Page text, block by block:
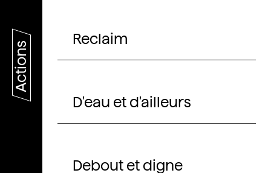
Actions
Reclaim
D'eau et d'ailleurs
Debout et digne